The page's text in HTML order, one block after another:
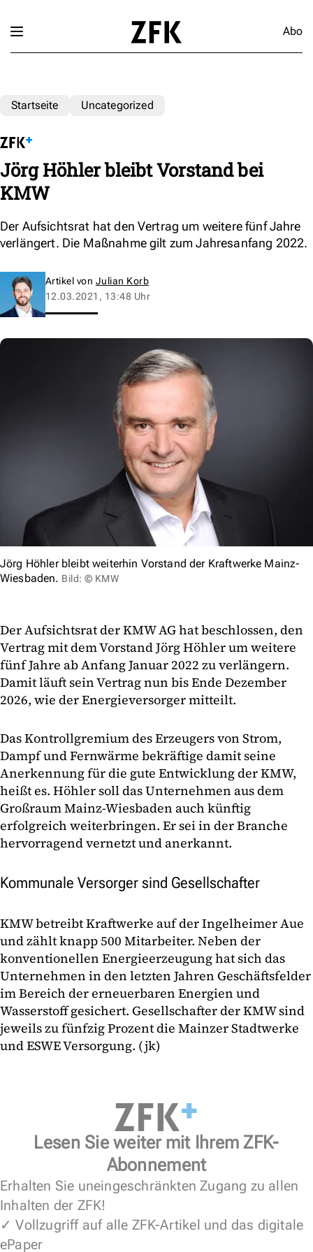
Abo
Startseite Uncategorized
Jörg Höhler bleibt Vorstand bei
KMW
Der Aufsichtsrat hat den Vertrag um weitere fünf Jahre
verlängert. Die Maßnahme gilt zum Jahresanfang 2022.
Artikel von Julian Korb
12.03.2021, 13:48 Uhr
Jörg Höhler bleibt weiterhin Vorstand der Kraftwerke Mainz-
Wiesbaden. Bild: © KMW
Der Aufsichtsrat der KMW AG hat beschlossen, den
Vertrag mit dem Vorstand Jörg Höhler um weitere
fünf Jahre ab Anfang Januar 2022 zu verlängern.
Damit läuft sein Vertrag nun bis Ende Dezember
2026, wie der Energieversorger mitteilt.
Das Kontrollgremium des Erzeugers von Strom,
Dampf und Fernwärme bekräftige damit seine
Anerkennung für die gute Entwicklung der KMW,
heißt es. Höhler soll das Unternehmen aus dem
Großraum Mainz-Wiesbaden auch künftig
erfolgreich weiterbringen. Er sei in der Branche
hervorragend vernetzt und anerkannt.
Kommunale Versorger sind Gesellschafter
KMW betreibt Kraftwerke auf der Ingelheimer Aue
und zählt knapp 500 Mitarbeiter. Neben der
konventionellen Energieerzeugung hat sich das
Unternehmen in den letzten Jahren Geschäftsfelder
im Bereich der erneuerbaren Energien und
Wasserstoff gesichert. Gesellschafter der KMW sind
jeweils zu fünfzig Prozent die Mainzer Stadtwerke
und ESWE Versorgung. (jk)
Lesen Sie weiter mit Ihrem ZFK-
Abonnement
Erhalten Sie uneingeschränkten Zugang zu allen
Inhalten der ZFK!
✓ Vollzugriff auf alle ZFK-Artikel und das digitale
ePaper